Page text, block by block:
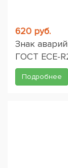
620 руб.
Знак
ГОСТ ЕСЕ-
Подробнее